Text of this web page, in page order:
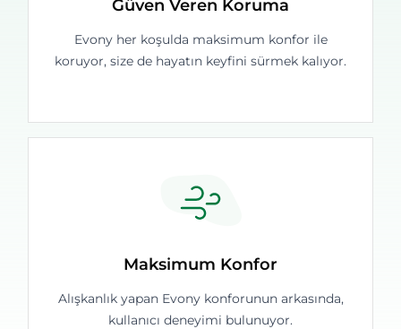
Güven Veren Koruma
Evony her koşulda maksimum konfor ile
koruyor, size de hayatın keyfini sürmek kalıyor.
Maksimum Konfor
Alışkanlık yapan Evony konforunun arkasında,
kullanıcı deneyimi bulunuyor.